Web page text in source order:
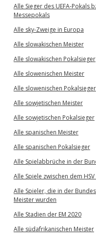
Alle Sieger des UEFA-Pokals
Messepokals
Alle sky-Zweige in Europa
Alle slowakischen Meister
Alle slowakischen Pokalsieger
Alle slowenischen Meister
Alle slowenischen Pokalsieger
Alle sowjetischen Meister
Alle sowjetischen Pokalsieger
Alle spanischen Meister
Alle spanischen Pokalsieger
Alle Spielabbrüche in der
Alle Spiele zwischen dem
Alle Spieler, die in der
Meister wurden
Alle Stadien der EM 2020
Alle südafrikanischen Meister